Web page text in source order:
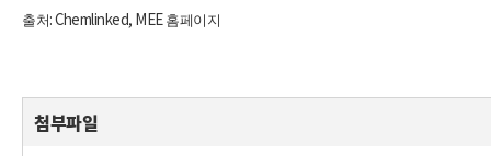
출처: Chemlinked, MEE 홈페이지
첨부파일